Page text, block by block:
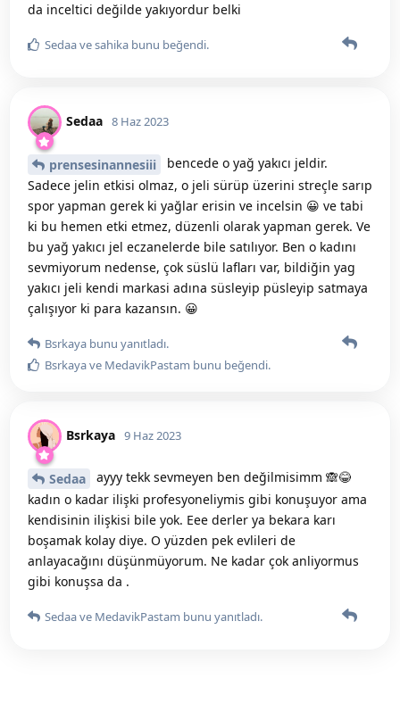
da inceltici değilde yakıyordur belki
Sedaavesahika bunu beğendi.
Sedaa 8 Haz 2023
prensesinannesiii
bencede o yağ yakıcı jeldir.
Sadece jelin etkisi olmaz, o jeli sürüp üzerini streçle sarıp
spor yapman gerek ki yağlar erisin ve incelsin 😀 ve tabi
ki bu hemen etki etmez, düzenli olarak yapman gerek. Ve
bu yağ yakıcı jel eczanelerde bile satılıyor. Ben o kadını
sevmiyorum nedense, çok süslü lafları var, bildiğin yag
yakıcı jeli kendi markasi adına süsleyip püsleyip satmaya
çalışıyor ki para kazansın. 😀
Bsrkaya bunu yanıtladı.
Bsrkayave MedavikPastam bunu beğendi.
Bsrkaya 9 Haz 2023
Sedaa
ayyy tekk sevmeyen ben değilmisimm 🙈😂
kadın o kadar ilişki profesyoneliymis gibi konuşuyor ama
kendisinin ilişkisi bile yok. Eee derler ya bekara karı
boşamak kolay diye. O yüzden pek evlileri de
anlayacağını düşünmüyorum. Ne kadar çok anliyormus
gibi konuşsa da .
Sedaave MedavikPastam bunu yanıtladı.